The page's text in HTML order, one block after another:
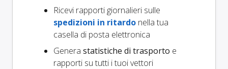
Ricevi rapporti giornalieri sulle
spedizioni in ritardo nella tua
casella di posta elettronica
Genera statistiche di trasporto e
rapporti su tutti i tuoi vettori